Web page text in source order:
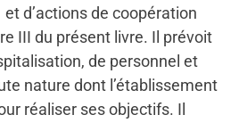
et d’actions de coopération
III du présent livre. Il prévoit
de personnel et
nature dont l’établissement
réaliser ses objectifs. Il